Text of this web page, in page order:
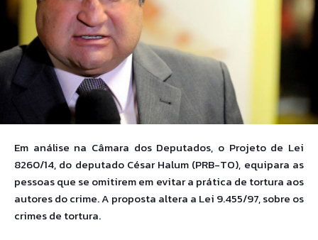
Em análise na Câmara dos Deputados, o Projeto de Lei
8260/14, do deputado César Halum (PRB-TO), equipara as
pessoas que se omitirem em evitar a prática de tortura aos
autores do crime. A proposta altera a Lei 9.455/97, sobre os
crimes de tortura.